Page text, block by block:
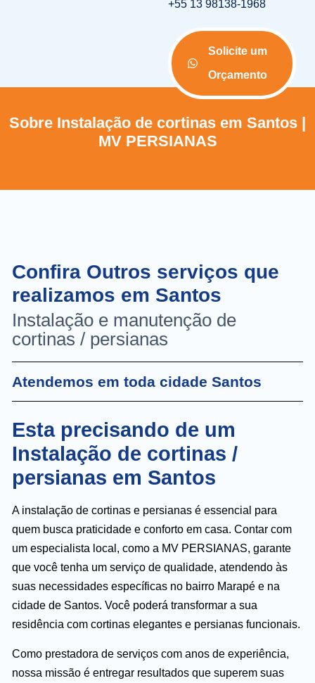
+55 13 98138-1968
Solicite um
Orçamento
Sobre Instalação de cortinas em Santos |
MV PERSIANAS
Confira Outros serviços que
realizamos em Santos
Instalação e manutenção de
cortinas / persianas
Atendemos em toda cidade Santos
Esta precisando de um
Instalação de cortinas /
persianas em Santos
A instalação de cortinas e persianas é essencial para
quem busca praticidade e conforto em casa. Contar com
um especialista local, como a MV PERSIANAS, garante
que você tenha um serviço de qualidade, atendendo às
suas necessidades específicas no bairro Marapé e na
cidade de Santos. Você poderá transformar a sua
residência com cortinas elegantes e persianas funcionais.
Como prestadora de serviços com anos de experiência,
nossa missão é entregar resultados que superem suas